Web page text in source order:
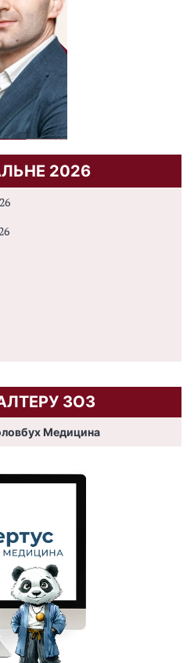
2026
ЗОЗ
Медицина